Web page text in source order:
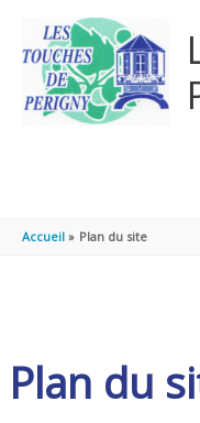
Accueil Plan du site
Plan du